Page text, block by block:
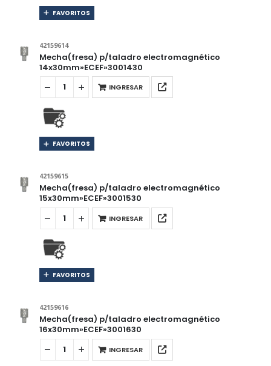
FAVORITOS
42159614
Mecha(fresa) p/taladro electromagnético
14x30mm»ECEF»3001430
INGRESAR
FAVORITOS
42159615
Mecha(fresa) p/taladro electromagnético
15x30mm»ECEF»3001530
INGRESAR
FAVORITOS
42159616
Mecha(fresa) p/taladro electromagnético
16x30mm»ECEF»3001630
INGRESAR